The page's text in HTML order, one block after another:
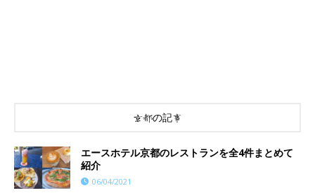
京都の記事
エースホテル京都のレストランを全4件まとめて
紹介
06/04/2021